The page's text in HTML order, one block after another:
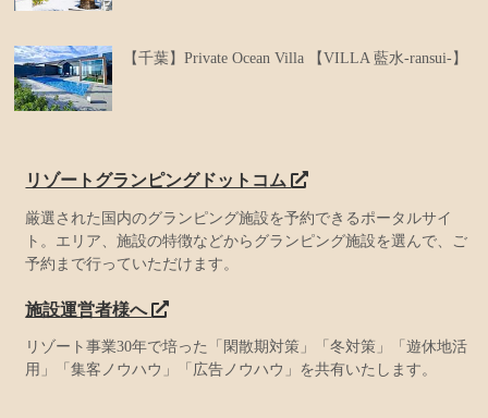
【千葉】Private Ocean Villa 【VILLA 藍水-ransui-】
リゾートグランピングドットコム
厳選された国内のグランピング施設を予約できるポータルサイ
ト。エリア、施設の特徴などからグランピング施設を選んで、ご
予約まで行っていただけます。
施設運営者様へ
リゾート事業30年で培った「閑散期対策」「冬対策」「遊休地活
用」「集客ノウハウ」「広告ノウハウ」を共有いたします。